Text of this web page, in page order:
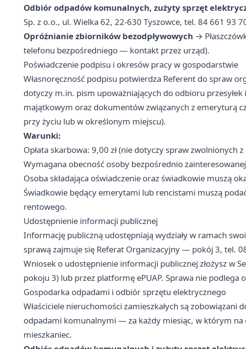
Odbiór odpadów komunalnych, zużyty sprzęt
Sp. z o.o., ul. Wielka 62, 22-630 Tyszowce, tel. 84 661 93
Opróżnianie zbiorników bezodpływowych →
telefonu bezpośredniego — kontakt przez urząd).
Poświadczenie podpisu i okresów pracy w gospodarstwie
Własnoręczność podpisu potwierdza Referent do spraw
dotyczy m.in. pism upoważniających do odbioru
majątkowym oraz dokumentów związanych z emeryturą
przy życiu lub w określonym miejscu).
Warunki:
Opłata skarbowa: 9,00 zł (nie dotyczy spraw zwolnionych z
Wymagana obecność osoby bezpośrednio
Osoba składająca oświadczenie oraz świadkowie muszą
Świadkowie będący emerytami lub rencistami muszą
rentowego.
Udostępnienie informacji publicznej
Informację publiczną udostępniają wydziały w ramach
sprawą zajmuje się Referat Organizacyjny — pokój 3, tel.
Wniosek o udostępnienie informacji publicznej złożysz w
pokoju 3) lub przez platformę ePUAP. Sprawa nie podlega
Gospodarka odpadami i odbiór sprzętu elektrycznego
Właściciele nieruchomości zamieszkałych są zobowiązani
odpadami komunalnymi — za każdy miesiąc, w którym na
mieszkaniec.